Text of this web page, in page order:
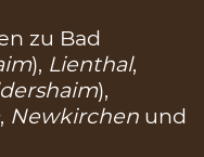
zu Bad
), Lienthal,
),
, Newkirchen und